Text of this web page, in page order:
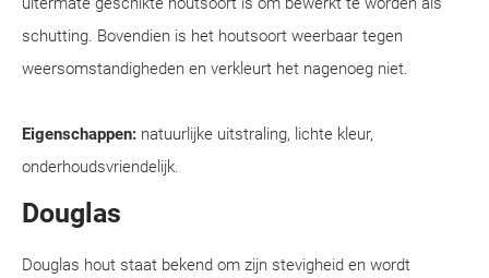
schutting. Bovendien is het houtsoort weerbaar tegen
weersomstandigheden en verkleurt het nagenoeg niet.
Eigenschappen: natuurlijke uitstraling, lichte kleur,
onderhoudsvriendelijk.
Douglas
Douglas hout staat bekend om zijn stevigheid en wordt